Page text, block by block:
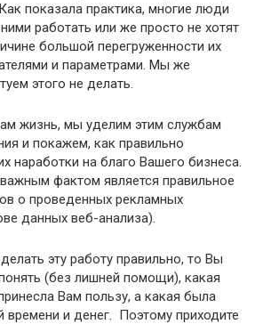
показала практика, многие люди
работать или же просто не хотят
большой перегруженности их
и параметрами. Мы же
этого не делать.
жизнь, мы уделим этим службам
и покажем, как правильно
наработки на благо Вашего бизнеса.
фактом является правильное
о проведенных рекламных
данных веб-анализа).
эту работу правильно, то Вы
(без лишней помощи), какая
Вам пользу, а какая была
времени и денег. Поэтому приходите